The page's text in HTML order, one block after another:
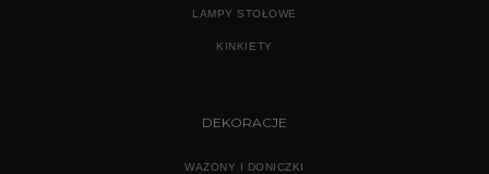
LAMPY STOŁOWE
KINKIETY
DEKORACJE
WAZONY I DONICZKI